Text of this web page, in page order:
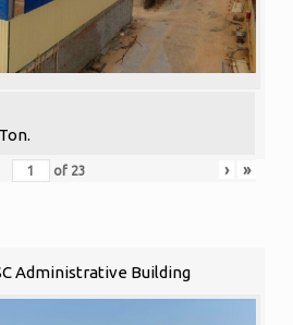
of 23 › »
Administrative Building